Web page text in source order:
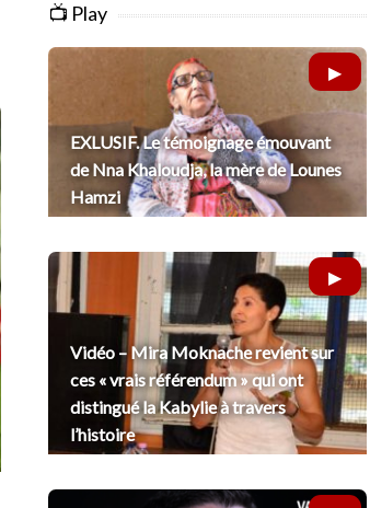
📺 Play
EXLUSIF. Le témoignage émouvant
de Nna Khaloudja, la mère de Lounes
Hamzi
Vidéo – Mira Moknache revient sur
ces « vrais référendum » qui ont
distingué la Kabylie à travers
l’histoire